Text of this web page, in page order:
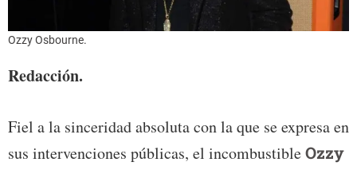
Ozzy Osbourne.
Redacción.
Fiel a la sinceridad absoluta con la que se expresa en
sus intervenciones públicas, el incombustibleOzzy